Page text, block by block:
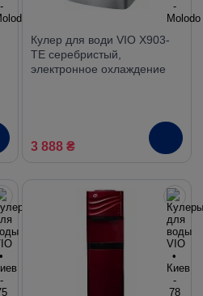
Кулер для води VIO X903-
TE серебристый,
электронное охлаждение
3 888 ₴